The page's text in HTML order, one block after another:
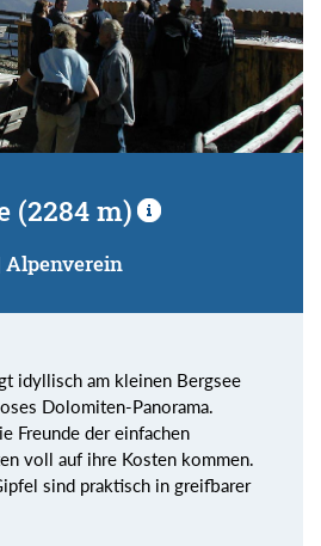
(2284 m)
Alpenverein
idyllisch am kleinen Bergsee
Dolomiten-Panorama.
Freunde der einfachen
voll auf ihre Kosten kommen.
sind praktisch in greifbarer